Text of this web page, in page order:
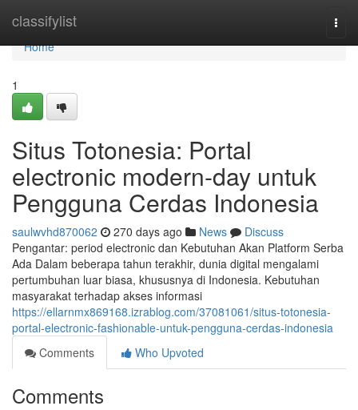
classifylist
Home
Home
1
Situs Totonesia: Portal
electronic modern-day untuk
Pengguna Cerdas Indonesia
saulwvhd870062 270 days ago News
Discuss
Pengantar: period electronic dan Kebutuhan Akan Platform Serba
Ada Dalam beberapa tahun terakhir, dunia digital mengalami
pertumbuhan luar biasa, khususnya di Indonesia. Kebutuhan
masyarakat terhadap akses informasi
https://ellarnmx869168.izrablog.com/37081061/situs-totonesia-
portal-electronic-fashionable-untuk-pengguna-cerdas-indonesia
Comments
Who Upvoted
Comments